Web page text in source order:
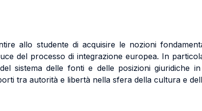
allo studente di acquisire le nozioni
del processo di integrazione europea. In
sistema delle fonti e delle posizioni giuridiche
tra autorità e libertà nella sfera della cultura e